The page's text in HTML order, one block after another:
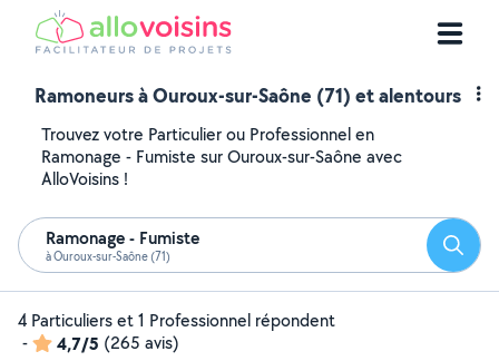
Ramoneurs à Ouroux-sur-Saône (71) et alentours
Trouvez votre Particulier ou Professionnel en
Ramonage - Fumiste sur Ouroux-sur-Saône avec
AlloVoisins !
Ramonage - Fumiste
à Ouroux-sur-Saône (71)
4 Particuliers et 1 Professionnel répondent
-
4,7/5 (265 avis)